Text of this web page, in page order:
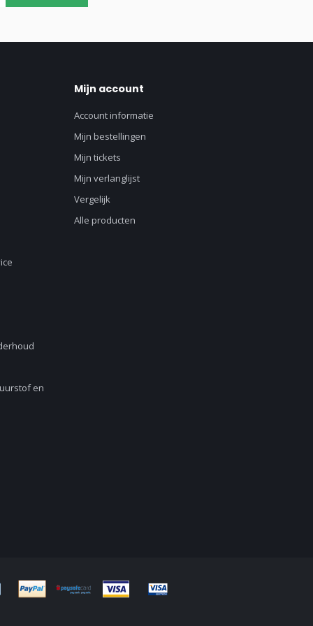
en
Mijn account
Account informatie
Mijn bestellingen
Mijn tickets
Mijn verlanglijst
Vergelijk
Alle producten